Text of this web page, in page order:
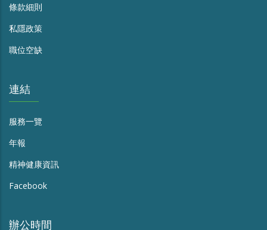
條款細則
私隱政策
職位空缺
連結
服務一覽
年報
精神健康資訊
Facebook
辦公時間